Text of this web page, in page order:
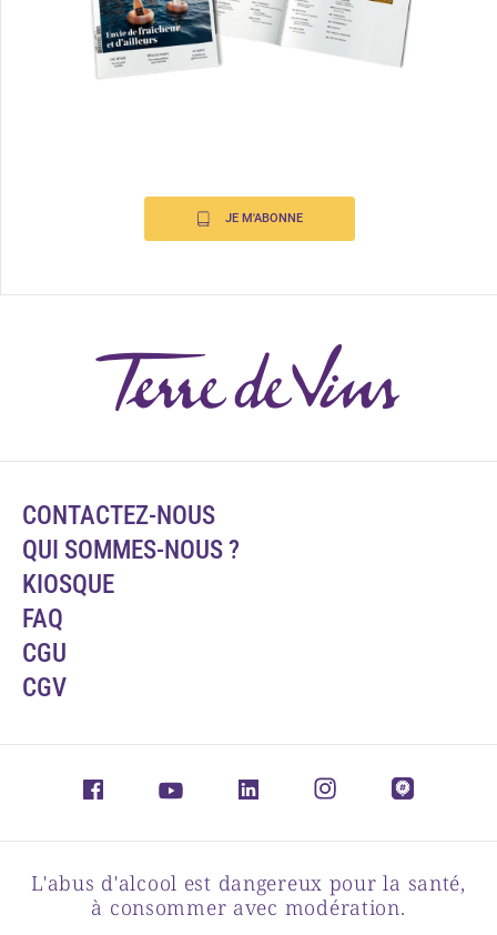
JE M'ABONNE
CONTACTEZ-NOUS
QUI SOMMES-NOUS ?
KIOSQUE
FAQ
CGU
CGV
L'abus d'alcool est dangereux pour la santé,
à consommer avec modération.